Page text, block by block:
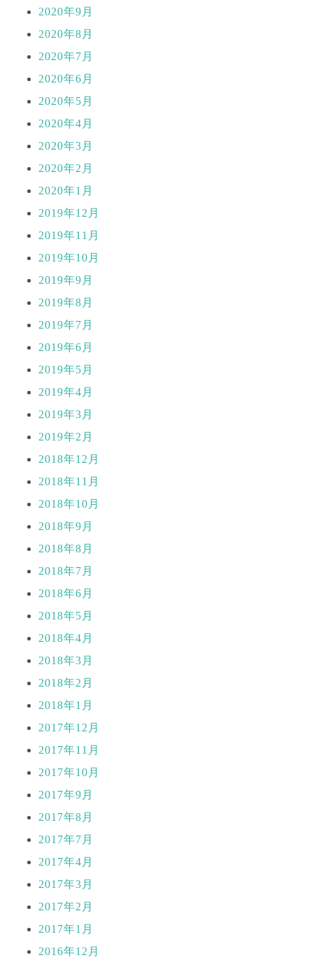
2020年9月
2020年8月
2020年7月
2020年6月
2020年5月
2020年4月
2020年3月
2020年2月
2020年1月
2019年12月
2019年11月
2019年10月
2019年9月
2019年8月
2019年7月
2019年6月
2019年5月
2019年4月
2019年3月
2019年2月
2018年12月
2018年11月
2018年10月
2018年9月
2018年8月
2018年7月
2018年6月
2018年5月
2018年4月
2018年3月
2018年2月
2018年1月
2017年12月
2017年11月
2017年10月
2017年9月
2017年8月
2017年7月
2017年4月
2017年3月
2017年2月
2017年1月
2016年12月